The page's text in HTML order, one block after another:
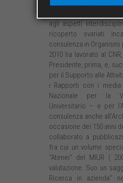
agli aspetti
ricoperto svariati
consulenza in
2010 ha lavorato al
Presidente, prima, e,
per il Supporto alle
i Rapporti con i
Nazionale per la
Universitario – e per
consulenza anche
occasione dei 150 anni
collaborato a
fra cui un volume
“Atenei” del MIUR (
valutazione. Suo un
Ricerca in azienda”